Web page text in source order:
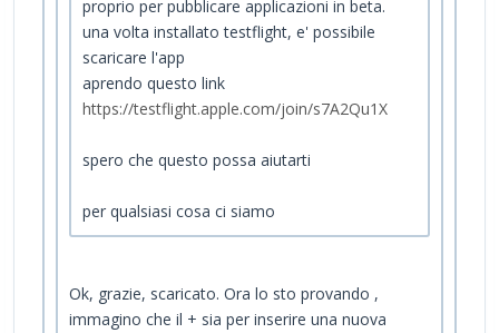
proprio per pubblicare applicazioni in beta.
una volta installato testflight, e' possibile
scaricare l'app
aprendo questo link
https://testflight.apple.com/join/s7A2Qu1X
spero che questo possa aiutarti
per qualsiasi cosa ci siamo
Ok, grazie, scaricato. Ora lo sto provando ,
immagino che il + sia per inserire una nuova